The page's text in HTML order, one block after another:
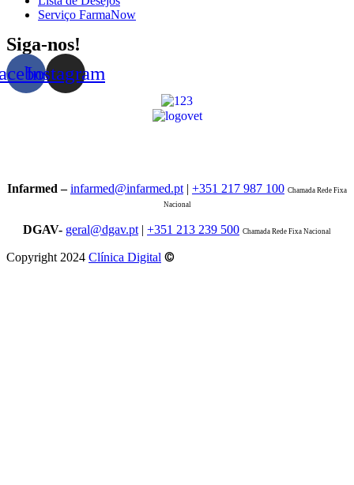
Serviço FarmaNow
Siga-nos!
Instagram
Infarmed –infarmed@infarmed.pt | +351 217 987 100 Chamada Rede Fixa
Nacional
DGAV- geral@dgav.pt | +351 213 239 500 Chamada Rede Fixa Nacional
Copyright 2024 Clínica Digital ©